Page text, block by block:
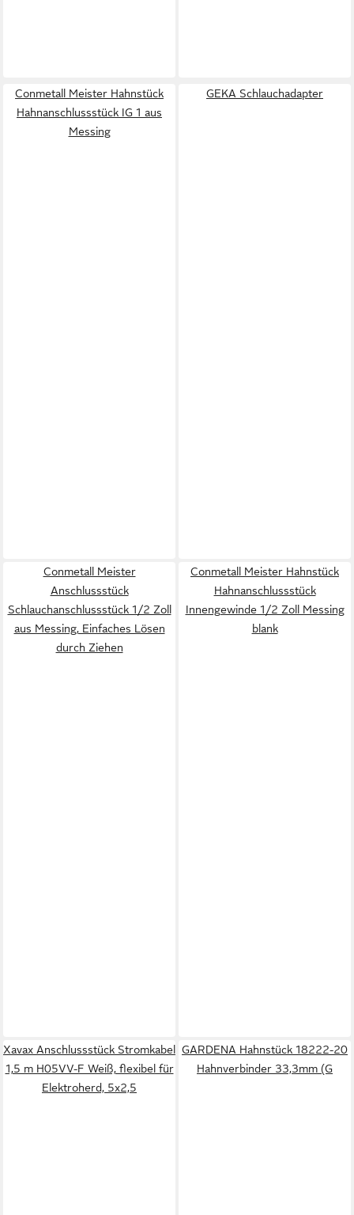
Conmetall Meister Hahnstück
Hahnanschlussstück IG 1 aus
Messing
GEKA Schlauchadapter
Conmetall Meister
Anschlussstück
Schlauchanschlussstück 1/2 Zoll
aus Messing, Einfaches Lösen
durch Ziehen
Conmetall Meister Hahnstück
Hahnanschlussstück
Innengewinde 1/2 Zoll Messing
blank
Xavax Anschlussstück Stromkabel
1,5 m H05VV-F Weiß, flexibel für
Elektroherd, 5x2,5
GARDENA Hahnstück 18222-20
Hahnverbinder 33,3mm (G